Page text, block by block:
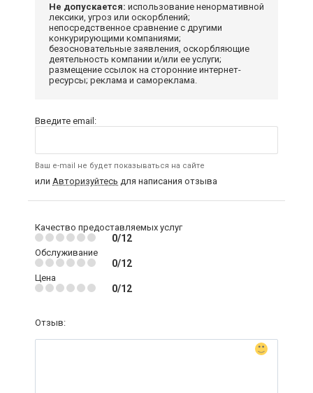
Не допускается: использование ненормативной
лексики, угроз или оскорблений;
непосредственное сравнение с другими
конкурирующими компаниями;
безосновательные заявления, оскорбляющие
деятельность компании и/или ее услуги;
размещение ссылок на сторонние интернет-
ресурсы; реклама и самореклама.
Введите email:
Ваш e-mail не будет показываться на сайте
или Авторизуйтесь для написания отзыва
Качество предоставляемых услуг
0/12
Обслуживание
0/12
Цена
0/12
Отзыв: